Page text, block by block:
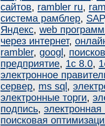
сайтов, rambler ru,
система рамблер, SAP
Яндекс, web
через интернет,
rambler, googl ,
предприятие, 1с 8.0,
электронное
сервер, ms sql ,
электронные торги,
подпись, электронная
поисковая